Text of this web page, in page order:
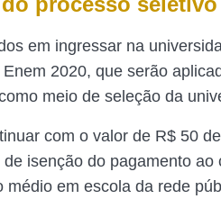
em ingressar na
2020, que serão
meio de seleção da
com o valor de R$ 50
isenção do pagamento
médio em escola da rede